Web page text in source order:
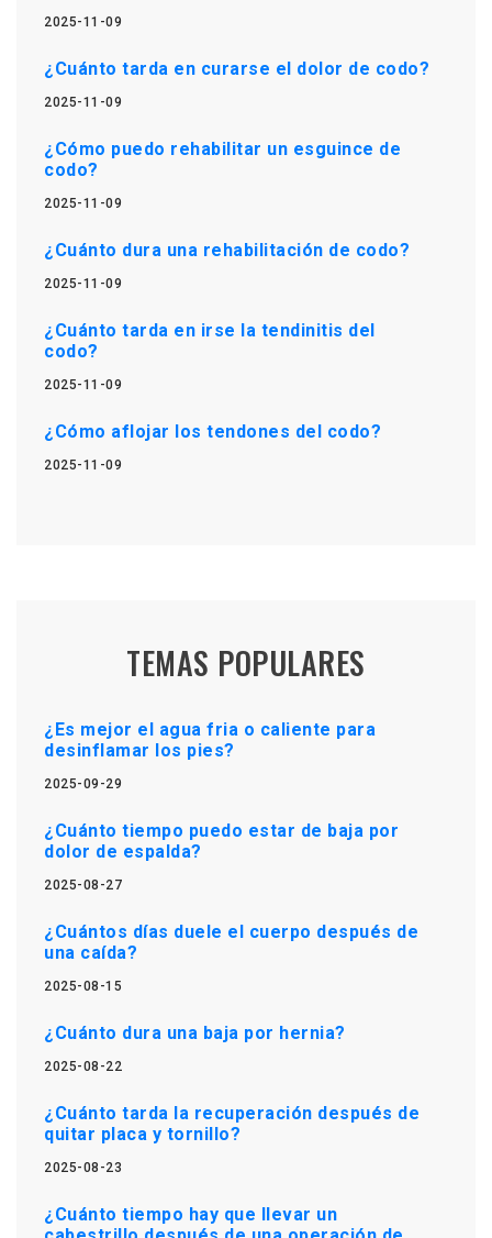
2025-11-09
¿Cuánto tarda en curarse el dolor de codo?
2025-11-09
¿Cómo puedo rehabilitar un esguince de
codo?
2025-11-09
¿Cuánto dura una rehabilitación de codo?
2025-11-09
¿Cuánto tarda en irse la tendinitis del
codo?
2025-11-09
¿Cómo aflojar los tendones del codo?
2025-11-09
TEMAS POPULARES
¿Es mejor el agua fria o caliente para
desinflamar los pies?
2025-09-29
¿Cuánto tiempo puedo estar de baja por
dolor de espalda?
2025-08-27
¿Cuántos días duele el cuerpo después de
una caída?
2025-08-15
¿Cuánto dura una baja por hernia?
2025-08-22
¿Cuánto tarda la recuperación después de
quitar placa y tornillo?
2025-08-23
¿Cuánto tiempo hay que llevar un